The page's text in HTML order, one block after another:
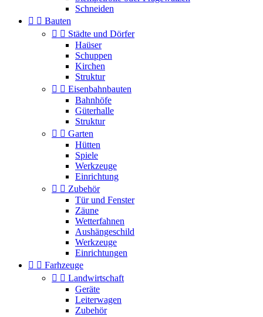
Schneiden
  Bauten
  Städte und Dörfer
Haüser
Schuppen
Kirchen
Struktur
  Eisenbahnbauten
Bahnhöfe
Güterhalle
Struktur
  Garten
Hütten
Spiele
Werkzeuge
Einrichtung
  Zubehör
Tür und Fenster
Zäune
Wetterfahnen
Aushängeschild
Werkzeuge
Einrichtungen
  Farhzeuge
  Landwirtschaft
Geräte
Leiterwagen
Zubehör